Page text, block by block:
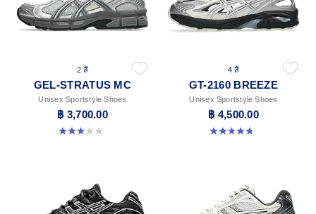
2 สี
GEL-STRATUS MC
Unisex Sportstyle Shoes
฿ 3,700.00
3.0 จาก 5 ดาว 1 รีวิว
4 สี
GT-2160 BREEZE
Unisex Sportstyle Shoes
฿ 4,500.00
4.8 จาก 5 ดาว 12 รีวิว